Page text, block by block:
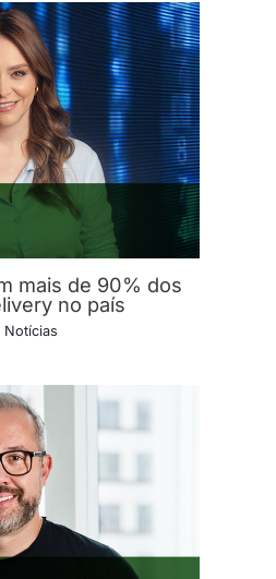
mais de 90% dos
no país
Notícias